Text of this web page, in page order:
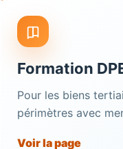
Formation
Pour les biens
périmètres avec
Voir la page